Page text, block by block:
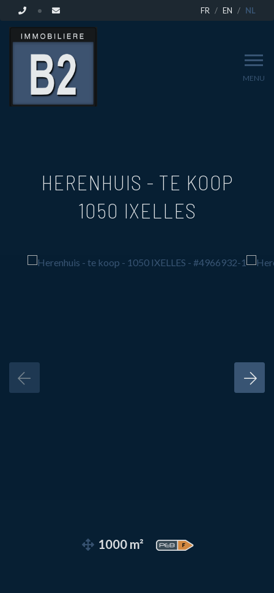
FR EN NL
MENU
HERENHUIS - TE KOOP
1050 IXELLES
1000 m²